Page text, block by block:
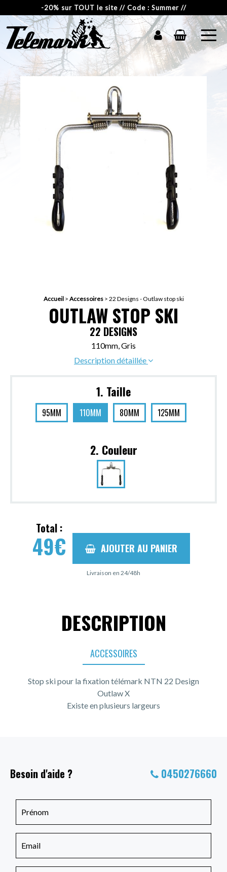
-20% sur TOUT le site // Code : Summer //
Accueil> Accessoires> 22 Designs - Outlaw stop ski
OUTLAW STOP SKI
22 DESIGNS
110mm, Gris
Description détaillée
1. Taille
95MM 110MM 80MM 125MM
2. Couleur
Total :
49€ AJOUTER AU PANIER
Livraison en 24/48h
DESCRIPTION
ACCESSOIRES
Stop ski pour la fixation télémark NTN 22 Design
Outlaw X
Existe en plusieurs largeurs
Besoin d'aide ? 0450276660